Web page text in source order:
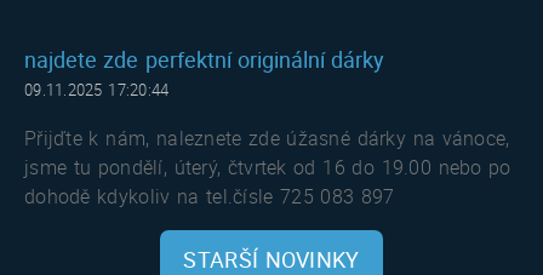
najdete zde perfektní originální dárky
09.11.2025 17:20:44
Přijďte k nám, naleznete zde úžasné dárky na vánoce,
jsme tu pondělí, úterý, čtvrtek od 16 do 19.00 nebo po
dohodě kdykoliv na tel.čísle 725 083 897
STARŠÍ NOVINKY